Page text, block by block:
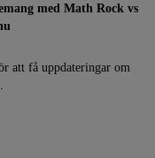
med Math Rock vs
att få uppdateringar om